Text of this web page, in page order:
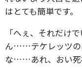
はとても簡単です。
「へぇ、それだけ
ん……テケレッツ
な……あれ、おい死